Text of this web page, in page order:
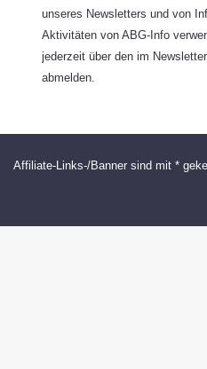
unseres Newsletters und von
Aktivitäten von ABG-Info
jederzeit über den im
abmelden.
Affiliate-Links-/Banner sind mit *